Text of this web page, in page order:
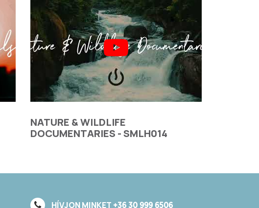
NATURE & WILDLIFE
DOCUMENTARIES - SMLH014
HÍVJON MINKET +36 30 999 6506